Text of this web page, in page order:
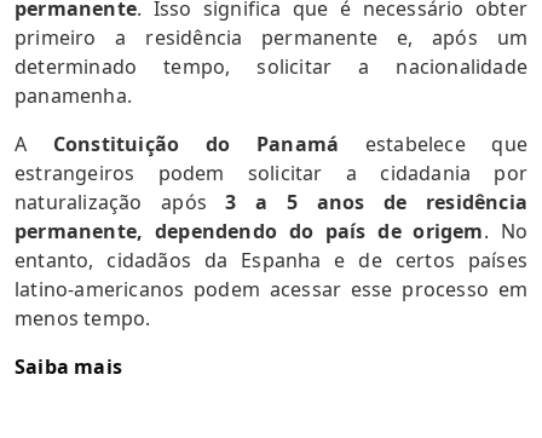
permanente. Isso significa que é necessário obter
primeiro a residência permanente e, após um
determinado tempo, solicitar a nacionalidade
panamenha.
A Constituição do Panamá estabelece que
estrangeiros podem solicitar a cidadania por
naturalização após3 a 5 anos de residência
permanente, dependendo do país de origem. No
entanto, cidadãos da Espanha e de certos países
latino-americanos podem acessar esse processo em
menos tempo.
Saiba mais